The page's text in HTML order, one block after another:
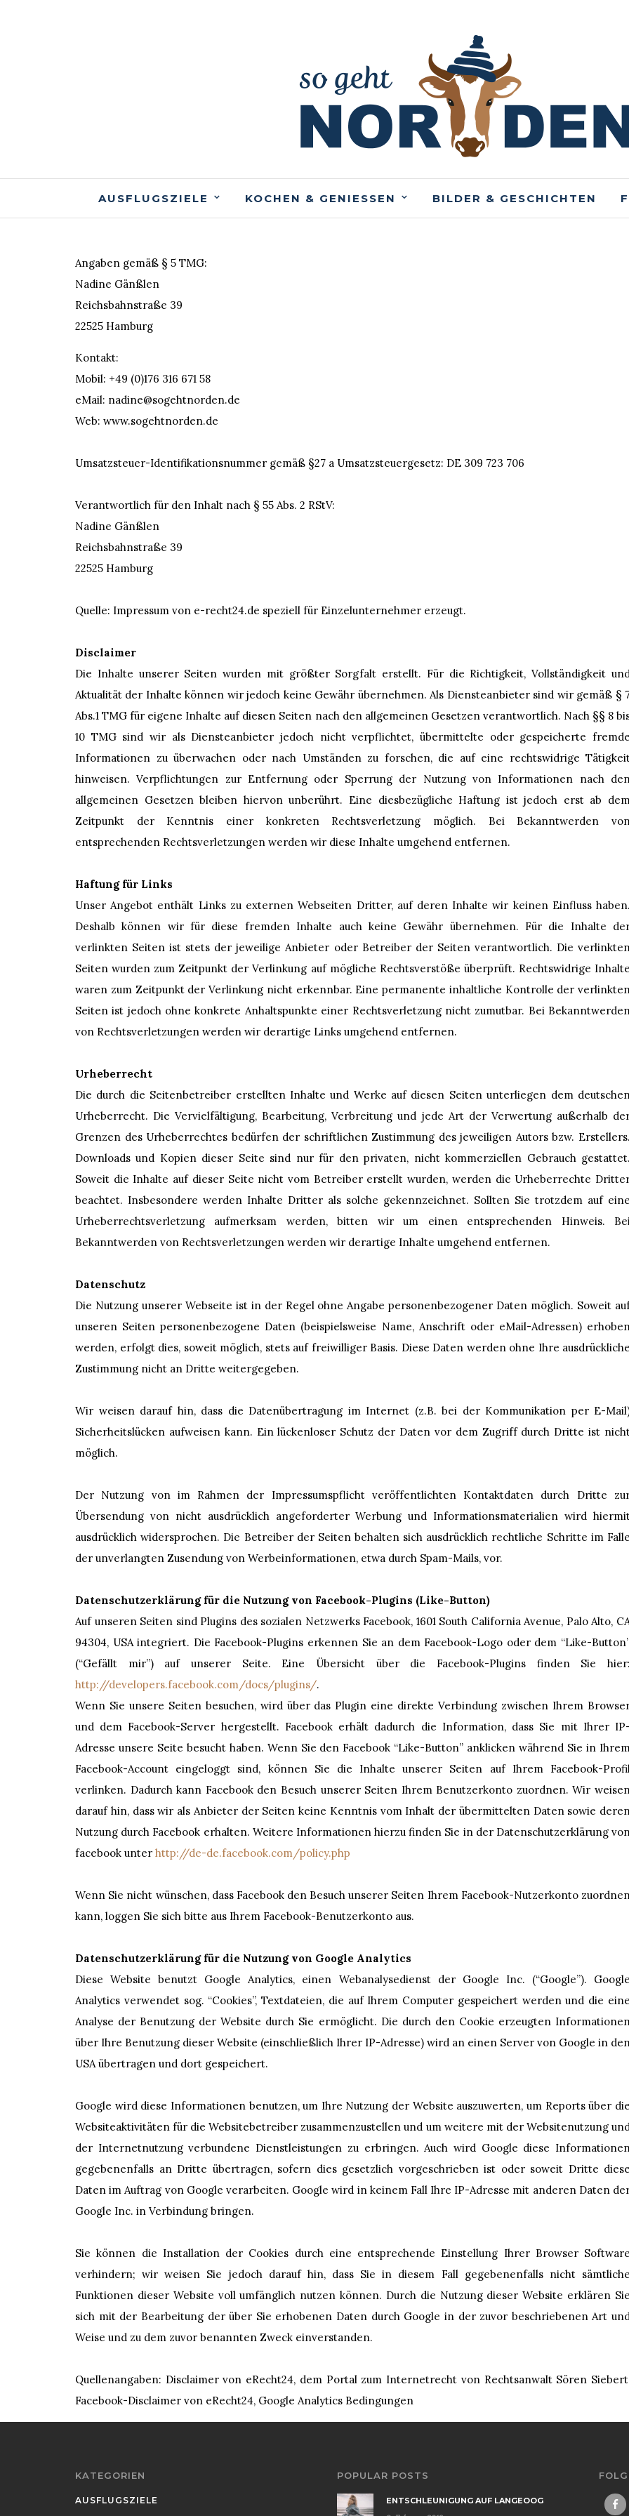
AUSFLUGSZIELE KOCHEN & GENIESSEN BILDER & GESCHICHTEN
Angaben gemäß § 5 TMG:
Nadine Gänßlen
Reichsbahnstraße 39
22525 Hamburg
Kontakt:
Mobil: +49 (0)176 316 671 58
eMail: nadine@sogehtnorden.de
Web: www.sogehtnorden.de
Umsatzsteuer-Identifikationsnummer gemäß §27 a Umsatzsteuergesetz: DE 309 723 706
Verantwortlich für den Inhalt nach § 55 Abs. 2 RStV:
Nadine Gänßlen
Reichsbahnstraße 39
22525 Hamburg
Quelle: Impressum von e-recht24.de speziell für Einzelunternehmer erzeugt.
Disclaimer
Die Inhalte unserer Seiten wurden mit größter Sorgfalt erstellt. Für die Richtigkeit, Vollständigkeit
Aktualität der Inhalte können wir jedoch keine Gewähr übernehmen. Als Diensteanbieter sind wir gemäß §
Abs.1 TMG für eigene Inhalte auf diesen Seiten nach den allgemeinen Gesetzen verantwortlich. Nach §§ 8
10 TMG sind wir als Diensteanbieter jedoch nicht verpflichtet, übermittelte oder gespeicherte fremde
Informationen zu überwachen oder nach Umständen zu forschen, die auf eine rechtswidrige
hinweisen. Verpflichtungen zur Entfernung oder Sperrung der Nutzung von Informationen nach
allgemeinen Gesetzen bleiben hiervon unberührt. Eine diesbezügliche Haftung ist jedoch erst ab
Zeitpunkt der Kenntnis einer konkreten Rechtsverletzung möglich. Bei Bekanntwerden
entsprechenden Rechtsverletzungen werden wir diese Inhalte umgehend entfernen.
Haftung für Links
Unser Angebot enthält Links zu externen Webseiten Dritter, auf deren Inhalte wir keinen Einfluss haben.
Deshalb können wir für diese fremden Inhalte auch keine Gewähr übernehmen. Für die Inhalte
verlinkten Seiten ist stets der jeweilige Anbieter oder Betreiber der Seiten verantwortlich. Die
Seiten wurden zum Zeitpunkt der Verlinkung auf mögliche Rechtsverstöße überprüft. Rechtswidrige Inhalte
waren zum Zeitpunkt der Verlinkung nicht erkennbar. Eine permanente inhaltliche Kontrolle der
Seiten ist jedoch ohne konkrete Anhaltspunkte einer Rechtsverletzung nicht zumutbar. Bei
von Rechtsverletzungen werden wir derartige Links umgehend entfernen.
Urheberrecht
Die durch die Seitenbetreiber erstellten Inhalte und Werke auf diesen Seiten unterliegen dem
Urheberrecht. Die Vervielfältigung, Bearbeitung, Verbreitung und jede Art der Verwertung außerhalb
Grenzen des Urheberrechtes bedürfen der schriftlichen Zustimmung des jeweiligen Autors bzw. Erstellers.
Downloads und Kopien dieser Seite sind nur für den privaten, nicht kommerziellen Gebrauch gestattet.
Soweit die Inhalte auf dieser Seite nicht vom Betreiber erstellt wurden, werden die Urheberrechte
beachtet. Insbesondere werden Inhalte Dritter als solche gekennzeichnet. Sollten Sie trotzdem auf eine
Urheberrechtsverletzung aufmerksam werden, bitten wir um einen entsprechenden Hinweis.
Bekanntwerden von Rechtsverletzungen werden wir derartige Inhalte umgehend entfernen.
Datenschutz
Die Nutzung unserer Webseite ist in der Regel ohne Angabe personenbezogener Daten möglich. Soweit
unseren Seiten personenbezogene Daten (beispielsweise Name, Anschrift oder eMail-Adressen)
werden, erfolgt dies, soweit möglich, stets auf freiwilliger Basis. Diese Daten werden ohne Ihre ausdrückliche
Zustimmung nicht an Dritte weitergegeben.
Wir weisen darauf hin, dass die Datenübertragung im Internet (z.B. bei der Kommunikation per E-
Sicherheitslücken aufweisen kann. Ein lückenloser Schutz der Daten vor dem Zugriff durch Dritte ist
möglich.
Der Nutzung von im Rahmen der Impressumspflicht veröffentlichten Kontaktdaten durch Dritte
Übersendung von nicht ausdrücklich angeforderter Werbung und Informationsmaterialien wird
ausdrücklich widersprochen. Die Betreiber der Seiten behalten sich ausdrücklich rechtliche Schritte im Falle
der unverlangten Zusendung von Werbeinformationen, etwa durch Spam-Mails, vor.
Datenschutzerklärung für die Nutzung von Facebook-Plugins (Like-Button)
Auf unseren Seiten sind Plugins des sozialen Netzwerks Facebook, 1601 South California Avenue, Palo Alto,
94304, USA integriert. Die Facebook-Plugins erkennen Sie an dem Facebook-Logo oder dem “Like-
(“Gefällt mir”) auf unserer Seite. Eine Übersicht über die Facebook-Plugins finden Sie hier:
http://developers.facebook.com/docs/plugins/.
Wenn Sie unsere Seiten besuchen, wird über das Plugin eine direkte Verbindung zwischen Ihrem
und dem Facebook-Server hergestellt. Facebook erhält dadurch die Information, dass Sie mit Ihrer IP-
Adresse unsere Seite besucht haben. Wenn Sie den Facebook “Like-Button” anklicken während Sie in
Facebook-Account eingeloggt sind, können Sie die Inhalte unserer Seiten auf Ihrem Facebook-
verlinken. Dadurch kann Facebook den Besuch unserer Seiten Ihrem Benutzerkonto zuordnen. Wir
darauf hin, dass wir als Anbieter der Seiten keine Kenntnis vom Inhalt der übermittelten Daten sowie
Nutzung durch Facebook erhalten. Weitere Informationen hierzu finden Sie in der Datenschutzerklärung
facebook unter http://de-de.facebook.com/policy.php
Wenn Sie nicht wünschen, dass Facebook den Besuch unserer Seiten Ihrem Facebook-Nutzerkonto
kann, loggen Sie sich bitte aus Ihrem Facebook-Benutzerkonto aus.
Datenschutzerklärung für die Nutzung von Google Analytics
Diese Website benutzt Google Analytics, einen Webanalysedienst der Google Inc. (“Google”). Google
Analytics verwendet sog. “Cookies”, Textdateien, die auf Ihrem Computer gespeichert werden und die eine
Analyse der Benutzung der Website durch Sie ermöglicht. Die durch den Cookie erzeugten
über Ihre Benutzung dieser Website (einschließlich Ihrer IP-Adresse) wird an einen Server von Google in
USA übertragen und dort gespeichert.
Google wird diese Informationen benutzen, um Ihre Nutzung der Website auszuwerten, um Reports über die
Websiteaktivitäten für die Websitebetreiber zusammenzustellen und um weitere mit der Websitenutzung
der Internetnutzung verbundene Dienstleistungen zu erbringen. Auch wird Google diese
gegebenenfalls an Dritte übertragen, sofern dies gesetzlich vorgeschrieben ist oder soweit Dritte diese
Daten im Auftrag von Google verarbeiten. Google wird in keinem Fall Ihre IP-Adresse mit anderen Daten
Google Inc. in Verbindung bringen.
Sie können die Installation der Cookies durch eine entsprechende Einstellung Ihrer Browser Software
verhindern; wir weisen Sie jedoch darauf hin, dass Sie in diesem Fall gegebenenfalls nicht sämtliche
Funktionen dieser Website voll umfänglich nutzen können. Durch die Nutzung dieser Website erklären Sie
sich mit der Bearbeitung der über Sie erhobenen Daten durch Google in der zuvor beschriebenen Art
Weise und zu dem zuvor benannten Zweck einverstanden.
Quellenangaben: Disclaimer von eRecht24, dem Portal zum Internetrecht von Rechtsanwalt Sören
Facebook-Disclaimer von eRecht24, Google Analytics Bedingungen
KATEGORIEN
AUSFLUGSZIELE
POPULAR POSTS
ENTSCHLEUNIGUNG AUF LANGEOOG